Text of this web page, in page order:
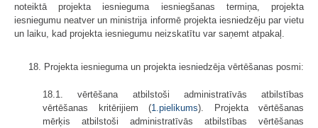
noteiktā projekta iesnieguma iesniegšanas termiņa, projekta
iesniegumu neatver un ministrija informē projekta iesniedzēju par vietu
un laiku, kad projekta iesniegumu neizskatītu var saņemt atpakaļ.
18. Projekta iesnieguma un projekta iesniedzēja vērtēšanas posmi:
18.1. vērtēšana atbilstoši administratīvās atbilstības
vērtēšanas kritērijiem (1.pielikums). Projekta vērtēšanas
mērķis atbilstoši administratīvās atbilstības vērtēšanas